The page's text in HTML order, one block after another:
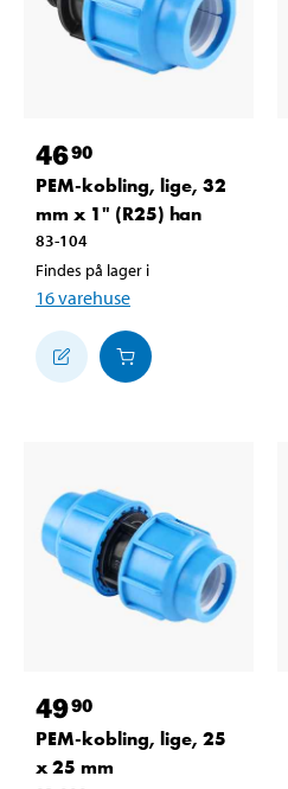
4690
PEM-kobling, lige, 32
mm x 1" (R25) han
83-104
Findes på lager i
16varehuse
4990
PEM-kobling, lige, 25
x 25 mm